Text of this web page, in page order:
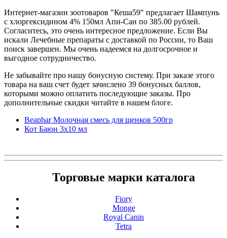
Интернет-магазин зоотоваров "Кеша59" предлагает Шампунь
с хлоргексидином 4% 150мл Апи-Сан по 385.00 рублей.
Согласитесь, это очень интересное предложение. Если Вы
искали Лечебные препараты с доставкой по России, то Ваш
поиск завершен. Мы очень надеемся на долгосрочное и
выгодное сотрудничество.
Не забывайте про нашу бонусную систему. При заказе этого
товара на ваш счет будет зачислено 39 бонусных баллов,
которыми можно оплатить последующие заказы. Про
дополнительные скидки читайте в нашем блоге.
Beaphar Молочная смесь для щенков 500гр
Кот Баюн 3x10 мл
Торговые марки каталога
Fiory
Monge
Royal Canin
Tetra